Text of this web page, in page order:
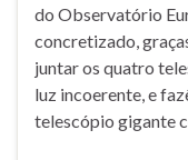
do Observatório
concretizado,
juntar os quatro
luz incoerente, e
telescópio gigante